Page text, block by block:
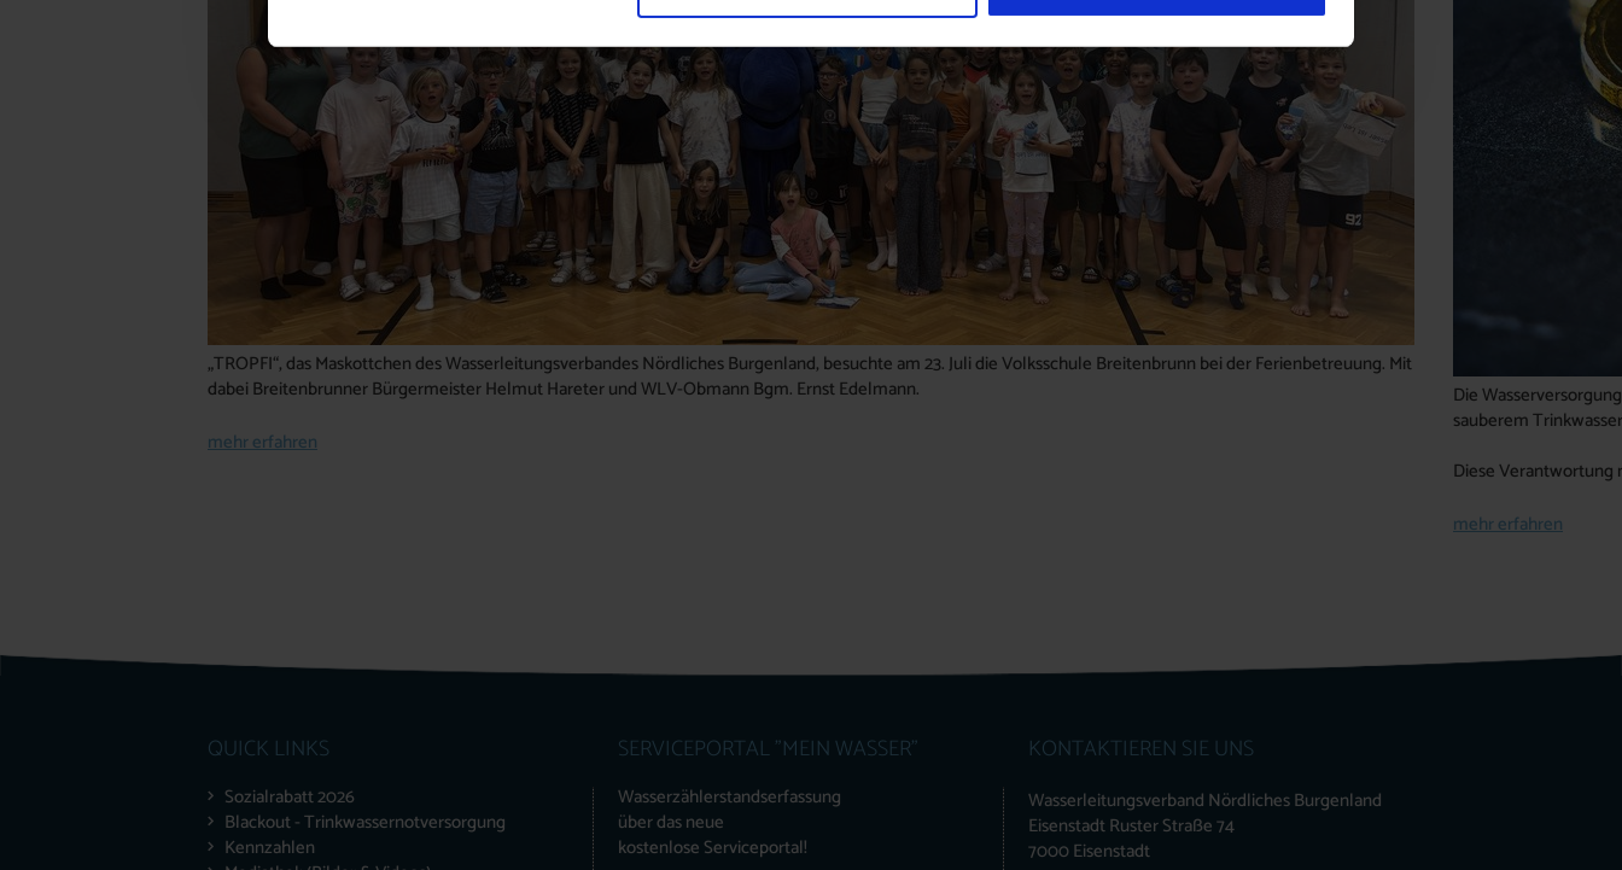
„TROPFI“, das Maskottchen des Wasserleitungsverbandes Nördliches Burgenland, besuchte am 23. Juli die Volksschule Breitenbrunn bei der Ferienbetreuung. Mit
dabei Breitenbrunner Bürgermeister Helmut Hareter und WLV-Obmann Bgm. Ernst Edelmann.
mehr erfahren
Die
sauberem
Diese Verantwortung
mehr erfahren
QUICK LINKS
Sozialrabatt 2026
Blackout - Trinkwassernotversorgung
Kennzahlen
SERVICEPORTAL "MEIN WASSER"
Wasserzählerstandserfassung
über das neue
kostenlose Serviceportal!
KONTAKTIEREN SIE UNS
Wasserleitungsverband Nördliches Burgenland
Eisenstadt Ruster Straße 74
7000 Eisenstadt